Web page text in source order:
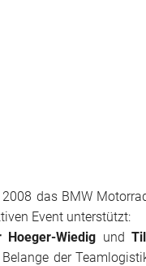
das BMW
Event unterstützt:
Hoeger-Wiedig und
der